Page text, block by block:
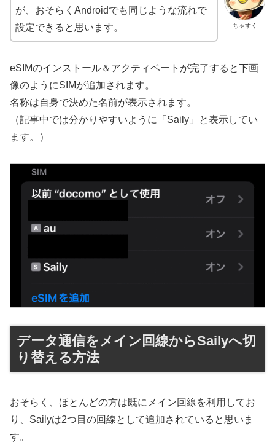
ちゃすく
が、おそらくAndroidでも同じような流れで
設定できると思います。
eSIMのインストール＆アクティベートが完了すると下画
像のようにSIMが追加されます。
名称は自身で決めた名前が表示されます。
（記事中では分かりやすいように「Saily」と表示してい
ます。）
データ通信をメイン回線からSailyへ切
り替える方法
おそらく、ほとんどの方は既にメイン回線を利用してお
り、Sailyは2つ目の回線として追加されていると思いま
す。